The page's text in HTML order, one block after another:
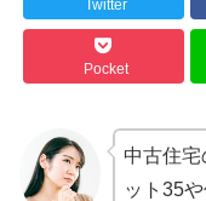
Twitter
Pocket
中古住
ット35